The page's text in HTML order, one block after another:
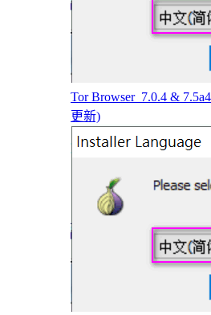
Tor Browser_7.0.4 &
更新)